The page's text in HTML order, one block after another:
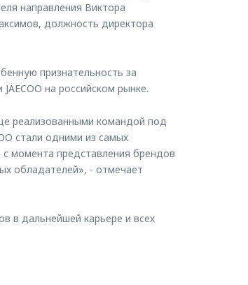
направления Виктора
должность директора
признательность за
на российском рынке.
реализованными командой под
стали одними из самых
момента представления брендов
обладателей», - отмечает
дальнейшей карьере и всех